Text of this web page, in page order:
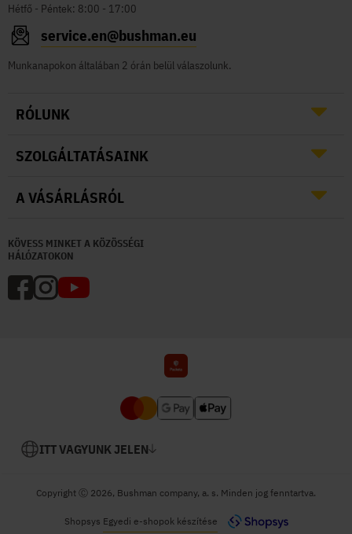
Hétfő - Péntek: 8:00 - 17:00
service.en@bushman.eu
Munkanapokon általában 2 órán belül válaszolunk.
KÖVESS MINKET A KÖZÖSSÉGI
HÁLÓZATOKON
RÓLUNK
SZOLGÁLTATÁSAINK
A VÁSÁRLÁSRÓL
ITT VAGYUNK JELEN
Copyright Ⓒ 2026, Bushman company, a. s. Minden jog fenntartva.
Shopsys Egyedi e-shopok készítése